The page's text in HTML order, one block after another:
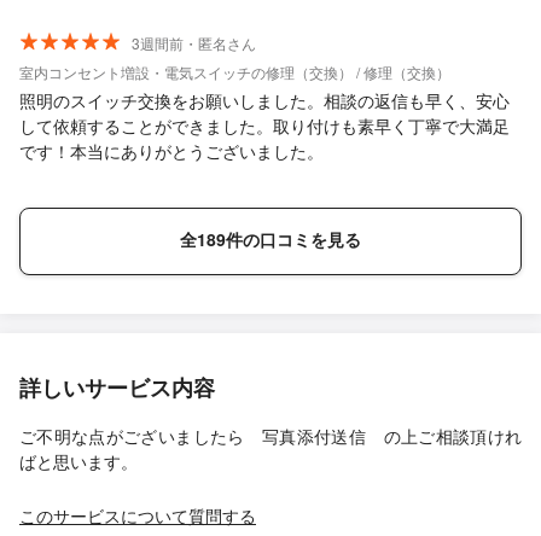
3週間前・匿名さん
室内コンセント増設・電気スイッチの修理（交換） / 修理（交換）
照明のスイッチ交換をお願いしました。相談の返信も早く、安心
して依頼することができました。取り付けも素早く丁寧で大満足
です！本当にありがとうございました。
全189件の口コミを見る
詳しいサービス内容
ご不明な点がございましたら 写真添付送信 の上ご相談頂けれ
ばと思います。
このサービスについて質問する